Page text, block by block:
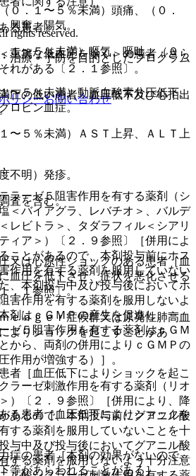
る患者）
重篤な低血圧を除く＞の患者：さら
れがある〔２．１参照〕。
の低い患者：血圧低下及び心拍出
ラーゼ５阻害作用を有する薬剤（シ
＜バイアグラ、レバチオ＞、バルデ
レビトラ＞、タダラフィル＜シアリ
ィア＞）〔２．９参照〕［併用によ
ことがあるので、本剤投与前にホス
作用を有する薬剤を服用していない
、本剤投与中及び投与後においてホ
害作用を有する薬剤を服用しないよ
剤はｃＧＭＰの産生を促進し、一
ゼ５阻害作用を有する薬剤はｃＧＭ
から、両剤の併用によりｃＧＭＰの
作用が増強する）］。
ーゼ刺激作用を有する薬剤（リオ
）〔２．９参照〕［併用により、降
あるので、本剤投与前にグアニル酸
する薬剤を服用していないことを十
与中及び投与後においてグアニル酸
する薬剤を服用しないよう十分注意
０．１〜５％未満）頭痛、（０．
興奮、陽気。
１〜５％未満）嘔気、嘔吐、（０．
〜５％未満）動脈血酸素分圧低下、
ロビン血症。
５％未満）ＡＳＴ上昇、ＡＬＴ上
不明）発疹。
査を含む。
又は心原性ショックのある患者［血
血圧を低下させ、症状を悪化させる
．１参照〕。
ｅｎｇｅｒ症候群又は原発性肺高血
よりショックを起こすことがあ
者［血圧低下によりショックを起こ
る患者［血圧低下によりショックを
症の患者［本剤の効果がないので、
等があらわれることがある］。
rights reserved.
治療・予防を目的としたプログラム
リシーお問い合わせ